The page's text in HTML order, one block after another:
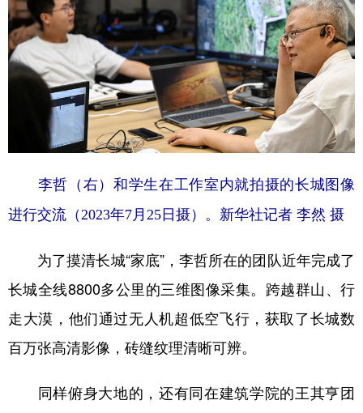
李哲（右）和学生在工作室内就拍摄的长城图像
进行交流（2023年7月25日摄）。新华社记者 李然 摄
为了摸清长城“家底”，李哲所在的团队近年完成了
长城全线8800多公里的三维图像采集。跨越群山、行
走大漠，他们通过无人机超低空飞行，获取了长城数
百万张高清影像，砖缝纹理清晰可辨。
同样俯身大地的，还有同在建筑学院的王其亨团